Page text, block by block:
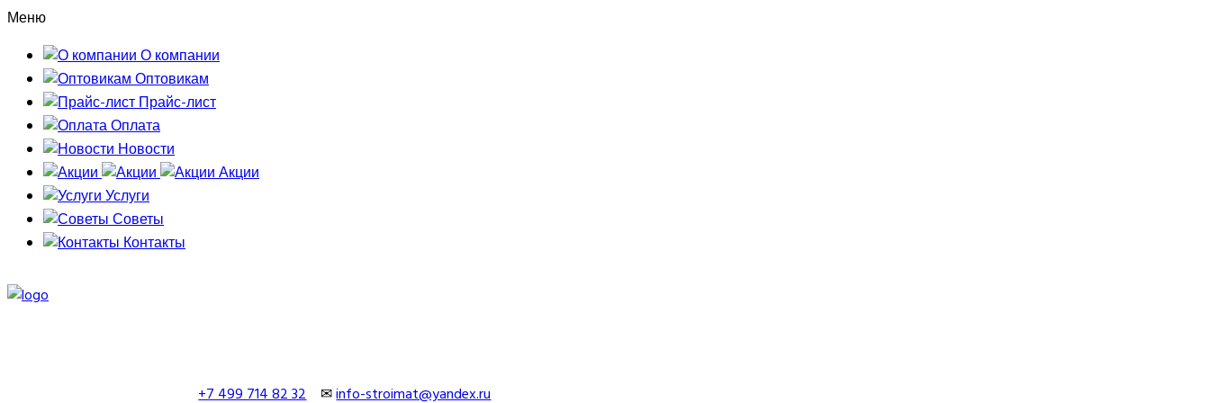
Меню
О компании
Оптовикам
Прайс-лист
Оплата
Новости
Акции
Услуги
Советы
Контакты
+7 499 714 82 32✉info-stroimat@yandex.ru